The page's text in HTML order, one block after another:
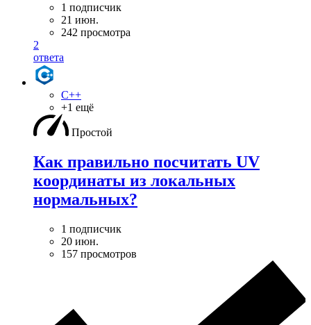
1 подписчик
21 июн.
242 просмотра
2
ответа
C++
+1 ещё
Простой
Как правильно посчитать UV
координаты из локальных
нормальных?
1 подписчик
20 июн.
157 просмотров